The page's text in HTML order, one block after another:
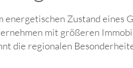
Zustand eines
mit größeren
die regionalen